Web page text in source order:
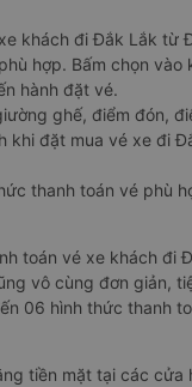
khách đi Đắk Lắk từ
hợp. Bấm chọn vào
hành đặt vé.
ghế, điểm đón,
khi đặt mua vé xe đi
thanh toán vé phù
toán vé xe khách đi
vô cùng đơn giản,
06 hình thức thanh
tiền mặt tại các cửa